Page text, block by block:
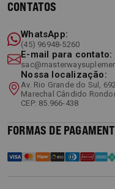
CONTATOS
WhatsApp:
(45) 96948-5260
E-mail para contato:
Nossa localização:
Av. Rio Grande do Sul,
Marechal Cândido
CEP: 85.966-438
FORMAS DE